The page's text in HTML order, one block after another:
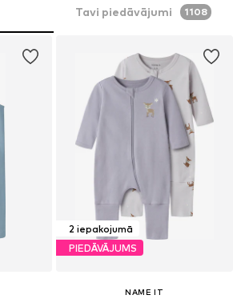
Tavi piedāvājumi 1108
2 iepakojumā
PIEDĀVĀJUMS
NAME IT